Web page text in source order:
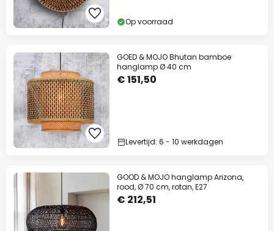
Op voorraad
GOED & MOJO Bhutan bamboe
hanglamp Ø 40 cm
€ 151,50
Levertijd: 6 - 10 werkdagen
GOOD & MOJO hanglamp Arizona,
rood, Ø 70 cm, rotan, E27
€ 212,51